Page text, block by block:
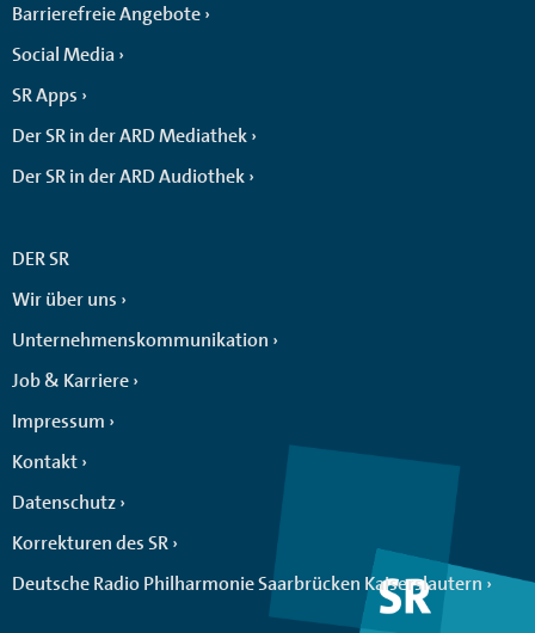
Barrierefreie Angebote
Social Media
SR Apps
Der SR in der ARD Mediathek
Der SR in der ARD Audiothek
DER SR
Wir über uns
Unternehmenskommunikation
Job & Karriere
Impressum
Kontakt
Datenschutz
Korrekturen des SR
Deutsche Radio Philharmonie Saarbrücken Kaiserslautern